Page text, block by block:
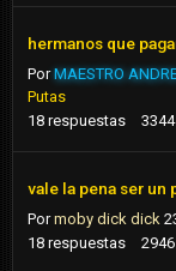
hermanos que
PorMAESTRO
Putas
18 respuestas 3344
vale la pena ser un
Pormoby dick dick
18 respuestas 2946